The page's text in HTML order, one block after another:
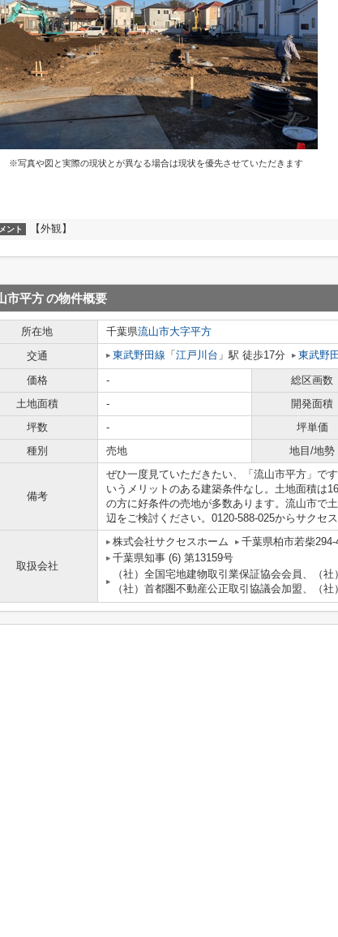
※写真や図と実際の現状とが異なる場合は現状を優先させていただきます
ント 【外観】
市平方の物件概要
所在地 千葉県流山市大字平方
交通
東武野田線 「 江戸川台 」駅 徒歩17分 東武野
価格 - 総区画数
土地面積
- 開発面積
坪数
- 坪単価
種別
売地 地目/地勢
備考
ぜひ一度見ていただきたい、「流山市平方」で
いうメリットのある建築条件なし。土地面積は
の方に好条件の売地が多数あります。流山市で
辺をご検討ください。0120-588-025からサクセ
取扱会社
株式会社サクセスホーム 千葉県柏市若柴294-
千葉県知事 (6) 第13159号
（社）全国宅地建物取引業保証協会会員、（
（社）首都圏不動産公正取引協議会加盟、（